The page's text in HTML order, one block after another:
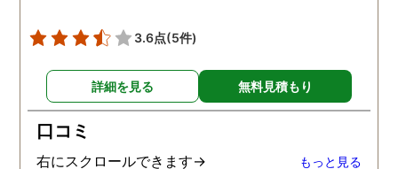
3.6点(5件)
詳細を見る 無料見積もり
口コミ
右にスクロールできます→ もっと見る